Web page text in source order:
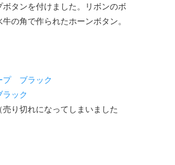
タンを付けました。リボンのボ
の角で作られたホーンボタン。
プ ブラック
ック
り切れになってしまいました